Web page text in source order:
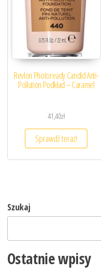
Revlon Photoready Candid Anti-
Pollution Podkład – Caramel
41,40zł
Sprawdź teraz!
Szukaj
Ostatnie wpisy